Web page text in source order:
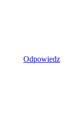
Odpowiedz